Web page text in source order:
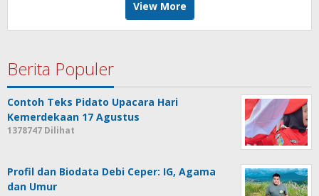
View More
Berita Populer
Contoh Teks Pidato Upacara Hari
Kemerdekaan 17 Agustus
1378747 Dilihat
Profil dan Biodata Debi Ceper: IG, Agama
dan Umur